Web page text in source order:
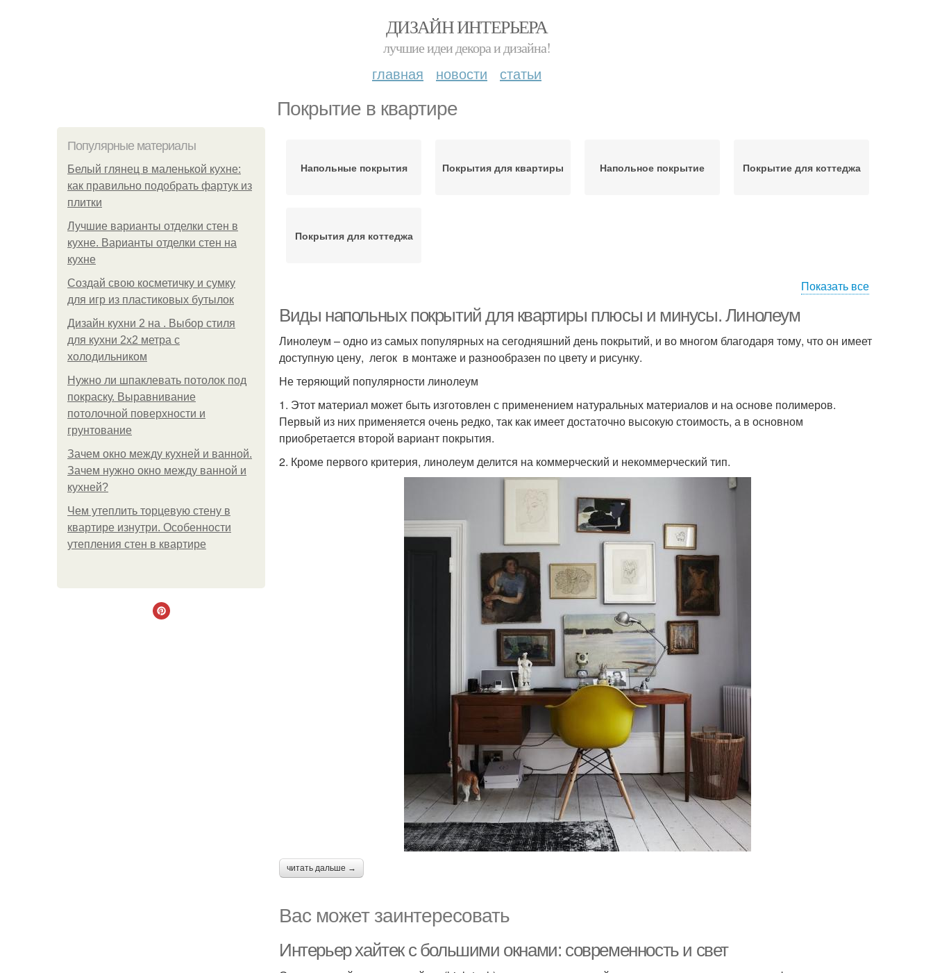
ДИЗАЙН ИНТЕРЬЕРА
лучшие идеи декора и дизайна!
главная новости статьи
Покрытие в квартире
Популярные материалы
Белый глянец в маленькой кухне:
как правильно подобрать фартук из
плитки
Лучшие варианты отделки стен в
кухне. Варианты отделки стен на
кухне
Создай свою косметичку и сумку
для игр из пластиковых бутылок
Дизайн кухни 2 на . Выбор стиля
для кухни 2х2 метра с
холодильником
Нужно ли шпаклевать потолок под
покраску. Выравнивание
потолочной поверхности и
грунтование
Зачем окно между кухней и ванной.
Зачем нужно окно между ванной и
кухней?
Чем утеплить торцевую стену в
квартире изнутри. Особенности
утепления стен в квартире
Напольные покрытия Покрытия для квартиры Напольное покрытие Покрытие для коттеджа
Покрытия для коттеджа
Показать все
Виды напольных покрытий для квартиры плюсы и минусы. Линолеум
Линолеум – одно из самых популярных на сегодняшний день покрытий, и во многом благодаря тому, что он имеет
доступную цену, легок в монтаже и разнообразен по цвету и рисунку.
Не теряющий популярности линолеум
1. Этот материал может быть изготовлен с применением натуральных материалов и на основе полимеров.
Первый из них применяется очень редко, так как имеет достаточно высокую стоимость, а в основном
приобретается второй вариант покрытия.
2. Кроме первого критерия, линолеум делится на коммерческий и некоммерческий тип.
читать дальше →
Вас может заинтересовать
Интерьер хайтек с большими окнами: современность и свет